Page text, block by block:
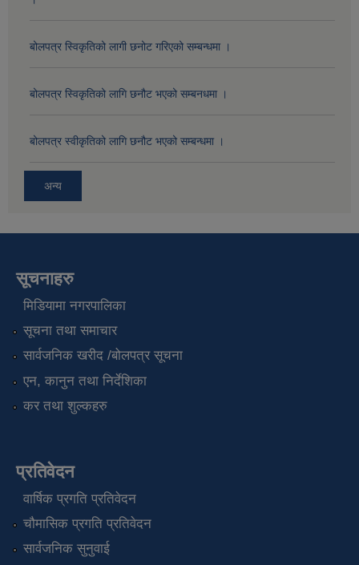
बोलपत्र स्विकृतिको लागी छनोट गरिएको सम्बन्धमा ।
बोलपत्र स्विकृतिको लागि छनौट भएको सम्बनधमा ।
बोलपत्र स्वीकृतिको लागि छनौट भएको सम्बन्धमा ।
अन्य
सूचनाहरु
मिडियामा नगरपालिका
सूचना तथा समाचार
सार्वजनिक खरीद /बोलपत्र सूचना
एन, कानुन तथा निर्देशिका
कर तथा शुल्कहरु
प्रतिवेदन
वार्षिक प्रगति प्रतिवेदन
चौमासिक प्रगति प्रतिवेदन
सार्वजनिक सुनुवाई